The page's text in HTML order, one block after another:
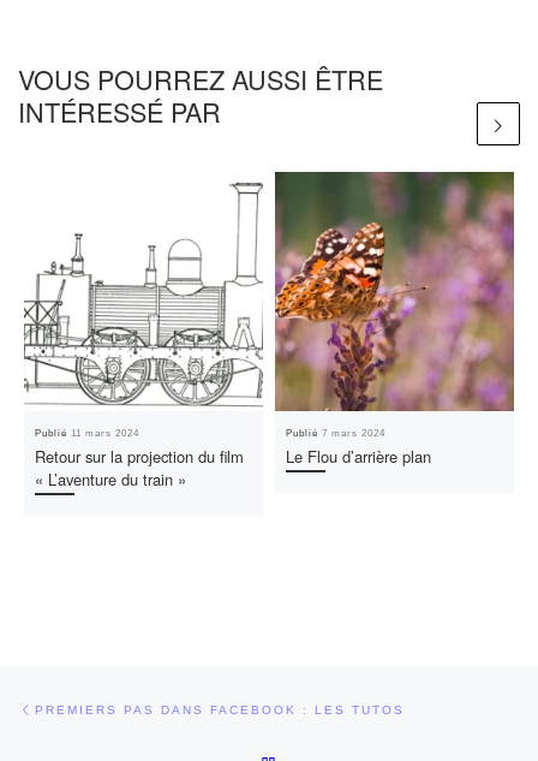
VOUS POURREZ AUSSI ÊTRE
INTÉRESSÉ PAR
Publié 11 mars 2024
Retour sur la projection du film
« L’aventure du train »
Publié7 mars 2024
Le Flou d’arrière plan
Parcourir les articles
PREMIERS PAS DANS FACEBOOK : LES TUTOS